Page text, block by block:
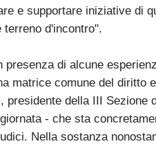
e supportare iniziative di
terreno d'incontro".
presenza di alcune
matrice comune del diritto
presidente della III Sezione
- che sta
Nella sostanza